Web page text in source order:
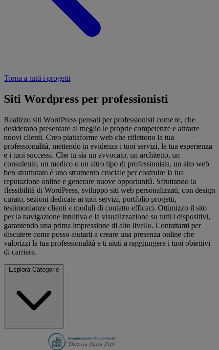
Torna a tutti i progetti
Siti Wordpress per professionisti
Realizzo siti WordPress pensati per professionisti come te, che
desiderano presentare al meglio le proprie competenze e attrarre
nuovi clienti. Creo piattaforme web che riflettono la tua
professionalità, mettendo in evidenza i tuoi servizi, la tua esperienza
e i tuoi successi. Che tu sia un avvocato, un architetto, un
consulente, un medico o un altro tipo di professionista, un sito web
ben strutturato è uno strumento cruciale per costruire la tua
reputazione online e generare nuove opportunità. Sfruttando la
flessibilità di WordPress, sviluppo siti web personalizzati, con design
curato, sezioni dedicate ai tuoi servizi, portfolio progetti,
testimonianze clienti e moduli di contatto efficaci. Ottimizzo il sito
per la navigazione intuitiva e la visualizzazione su tutti i dispositivi,
garantendo una prima impressione di alto livello. Contattami per
discutere come posso aiutarti a creare una presenza online che
valorizzi la tua professionalità e ti aiuti a raggiungere i tuoi obiettivi
di carriera.
Esplora Categorie